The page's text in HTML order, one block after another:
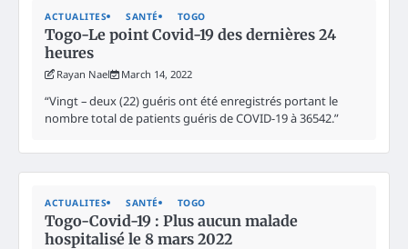
ACTUALITES SANTÉ TOGO
Togo-Le point Covid-19 des dernières 24
heures
Rayan Nael March 14, 2022
“Vingt – deux (22) guéris ont été enregistrés portant le
nombre total de patients guéris de COVID-19 à 36542.”
ACTUALITES SANTÉ TOGO
Togo-Covid-19 : Plus aucun malade
hospitalisé le 8 mars 2022